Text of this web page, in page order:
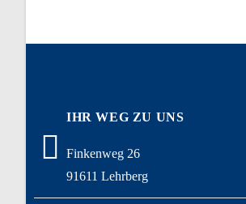
IHR WEG ZU UNS
Finkenweg 26
91611 Lehrberg